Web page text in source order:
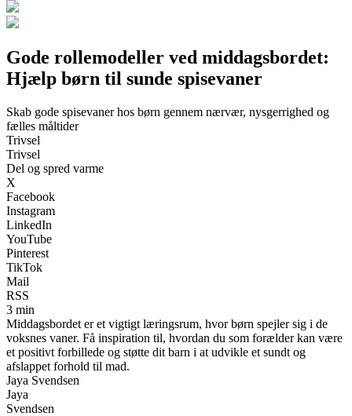
Gode rollemodeller ved middagsbordet:
Hjælp børn til sunde spisevaner
Skab gode spisevaner hos børn gennem nærvær, nysgerrighed og
fælles måltider
Trivsel
Trivsel
Del og spred varme
X
Facebook
Instagram
LinkedIn
YouTube
Pinterest
TikTok
Mail
RSS
3 min
Middagsbordet er et vigtigt læringsrum, hvor børn spejler sig i de
voksnes vaner. Få inspiration til, hvordan du som forælder kan være
et positivt forbillede og støtte dit barn i at udvikle et sundt og
afslappet forhold til mad.
Jaya Svendsen
Jaya
Svendsen